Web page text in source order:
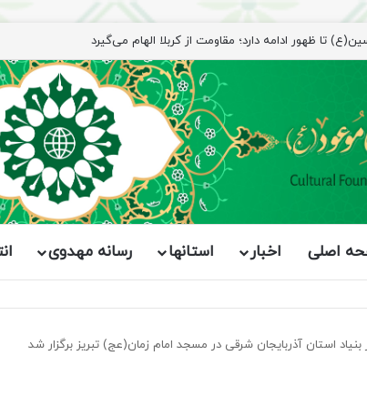
ظهور
اصلی اخبار استانها رسانه مهدوی
استان آذربایجان شرقی در مسجد امام زمان(عج) تبریز برگزار شد